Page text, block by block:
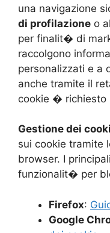
una navigazione
di profilazione o
per finalit� di
raccolgono
personalizzati e a
anche tramite il
cookie � richiesto
Gestione dei
sui cookie tramite
browser. I
funzionalit� per
Firefox:
Google